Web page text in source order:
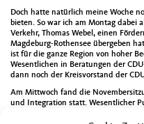
Doch hatte natürlich meine Woche
bieten. So war ich am Montag dabei
Verkehr, Thomas Webel, einen
Magdeburg-Rothensee übergeben
ist für die ganze Region von hoher
Wesentlichen in Beratungen der
dann noch der Kreisvorstand der
Am Mittwoch fand die
und Integration statt. Wesentlicher